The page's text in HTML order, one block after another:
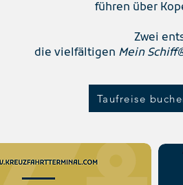
führen über
Zwei
die vielfältigen Mein
Taufreise